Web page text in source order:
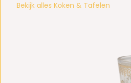
Bekijk alles Koken & Tafelen